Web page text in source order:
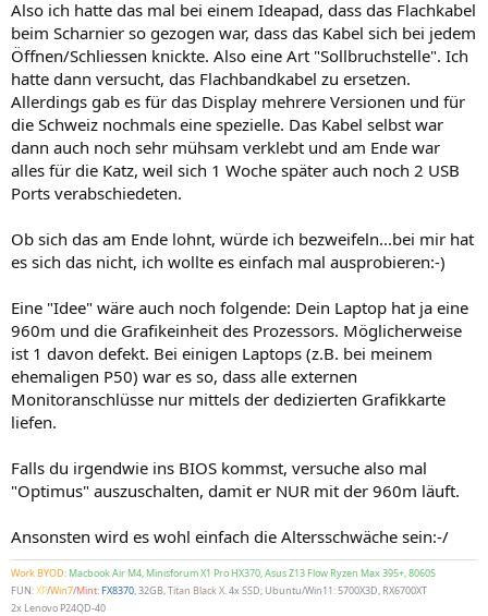
Also ich hatte das mal bei einem Ideapad, dass das Flachkabel
beim Scharnier so gezogen war, dass das Kabel sich bei jedem
Öffnen/Schliessen knickte. Also eine Art "Sollbruchstelle". Ich
hatte dann versucht, das Flachbandkabel zu ersetzen.
Allerdings gab es für das Display mehrere Versionen und für
die Schweiz nochmals eine spezielle. Das Kabel selbst war
dann auch noch sehr mühsam verklebt und am Ende war
alles für die Katz, weil sich 1 Woche später auch noch 2 USB
Ports verabschiedeten.
Ob sich das am Ende lohnt, würde ich bezweifeln...bei mir hat
es sich das nicht, ich wollte es einfach mal ausprobieren:-)
Eine "Idee" wäre auch noch folgende: Dein Laptop hat ja eine
960m und die Grafikeinheit des Prozessors. Möglicherweise
ist 1 davon defekt. Bei einigen Laptops (z.B. bei meinem
ehemaligen P50) war es so, dass alle externen
Monitoranschlüsse nur mittels der dedizierten Grafikkarte
liefen.
Falls du irgendwie ins BIOS kommst, versuche also mal
"Optimus" auszuschalten, damit er NUR mit der 960m läuft.
Ansonsten wird es wohl einfach die Altersschwäche sein:-/
Work BYOD: Macbook Air M4, Minisforum X1 Pro HX370, Asus Z13 Flow Ryzen Max 395+, 8060S
FUN:XP/Win7/Mint:FX8370 , 32GB, Titan Black X . 4x SSD; Ubuntu/Win11: 5700X3D, RX6700XT
2x Lenovo P24QD-40